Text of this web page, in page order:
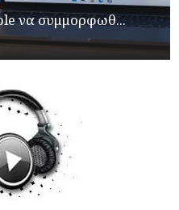
να συμμορφωθ...